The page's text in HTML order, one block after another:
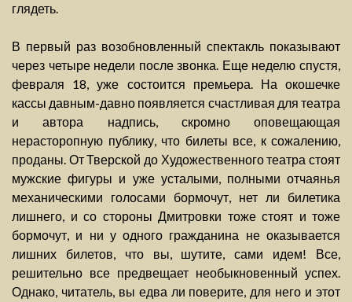
глядеть.
В первый раз возобновленный спектакль показывают
через четыре недели после звонка. Еще неделю спустя,
февраля 18, уже состоится премьера. На окошечке
кассы давным-давно появляется счастливая для театра
и автора надпись, скромно оповещающая
нерасторопную публику, что билеты все, к сожалению,
проданы. От Тверской до Художественного театра стоят
мужские фигуры и уже усталыми, полными отчаянья
механическими голосами бормочут, нет ли билетика
лишнего, и со стороны Дмитровки тоже стоят и тоже
бормочут, и ни у одного гражданина не оказывается
лишних билетов, что вы, шутите, сами идем! Все,
решительно все предвещает необыкновенный успех.
Однако, читатель, вы едва ли поверите, для него и этот